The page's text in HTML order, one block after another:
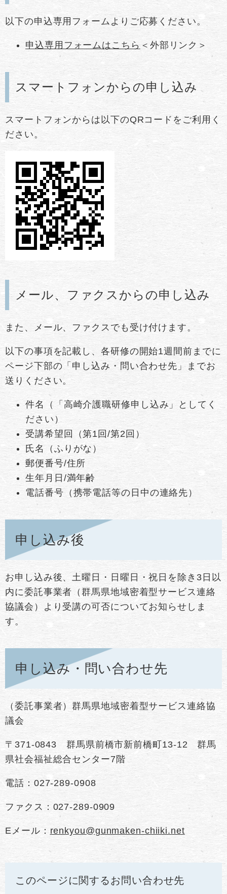
以下の申込専用フォームよりご応募ください。
申込専用フォームはこちら ＜外部リンク＞
スマートフォンからの申し込み
スマートフォンからは以下のQRコードをご利用く
ださい。
メール、ファクスからの申し込み
また、メール、ファクスでも受け付けます。
以下の事項を記載し、各研修の開始1週間前までに
ページ下部の「申し込み・問い合わせ先」までお
送りください。
件名（「高崎介護職研修申し込み」としてく
ださい）
受講希望回（第1回/第2回）
氏名（ふりがな）
郵便番号/住所
生年月日/満年齢
電話番号（携帯電話等の日中の連絡先）
申し込み後
お申し込み後、土曜日・日曜日・祝日を除き3日以
内に委託事業者（群馬県地域密着型サービス連絡
協議会）より受講の可否についてお知らせしま
す。
申し込み・問い合わせ先
（委託事業者）群馬県地域密着型サービス連絡協
議会
〒371-0843 群馬県前橋市新前橋町13-12 群馬
県社会福祉総合センター7階
電話：027-289-0908
ファクス：027-289-0909
Eメール： renkyou@gunmaken-chiiki.net
このページに関するお問い合わせ先